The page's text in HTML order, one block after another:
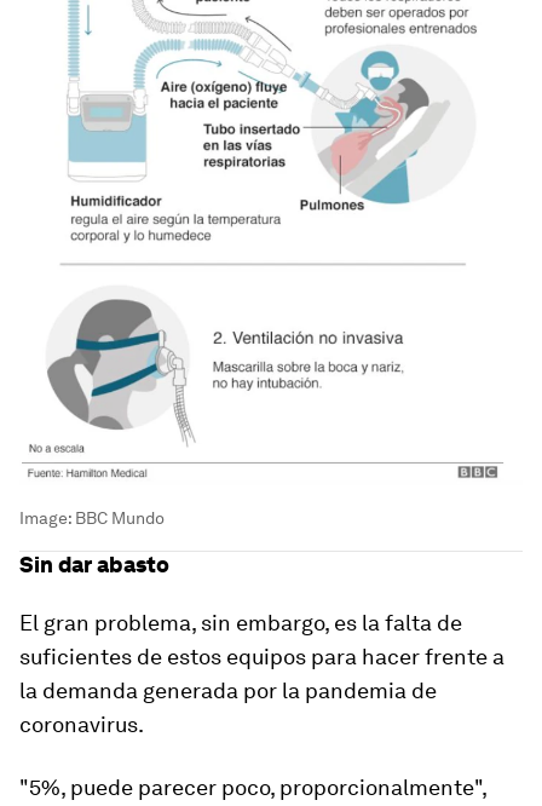
Image: BBC Mundo
Sin dar abasto
El gran problema, sin embargo, es la falta de
suficientes de estos equipos para hacer frente a
la demanda generada por la pandemia de
coronavirus.
"5%, puede parecer poco, proporcionalmente",